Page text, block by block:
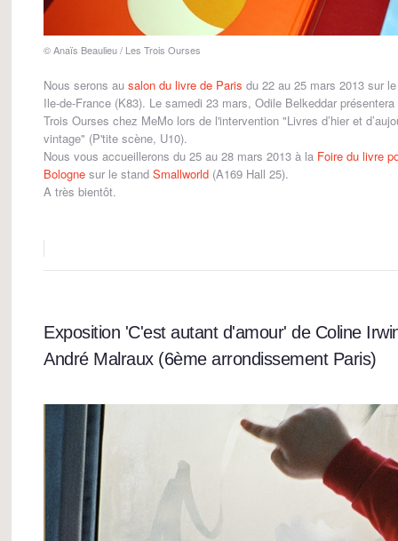
© Anaïs Beaulieu / Les Trois Ourses
Nous serons au salon du livre de Paris du 22 au 25 mars 2013 sur
Ile-de-France (K83). Le samedi 23 mars, Odile Belkeddar
Trois Ourses chez MeMo lors de l'intervention "Livres d’hier et
vintage" (P'tite scène, U10).
Nous vous accueillerons du 25 au 28 mars 2013 à la Foire du livre
Bologne sur le stand Smallworld (A169 Hall 25).
A très bientôt.
Exposition 'C'est autant d'amour' de Coline
André Malraux (6ème arrondissement Paris)